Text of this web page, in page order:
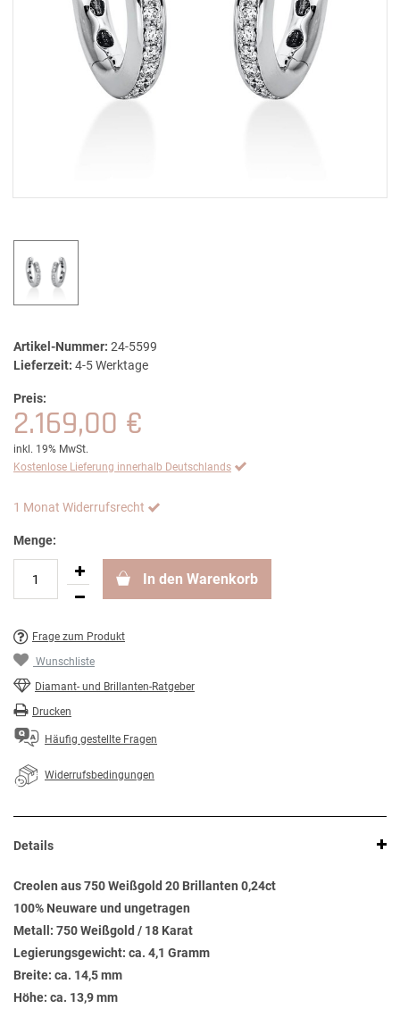
Artikel-Nummer: 24-5599
Lieferzeit: 4-5 Werktage
Preis:
2.169,00 €
inkl. 19% MwSt.
Kostenlose Lieferung innerhalb Deutschlands
1 Monat Widerrufsrecht
Menge:
In den Warenkorb
Frage zum Produkt
Wunschliste
Diamant- und Brillanten-Ratgeber
Drucken
Häufig gestellte Fragen
Widerrufsbedingungen
Details
Creolen aus 750 Weißgold 20 Brillanten 0,24ct
100% Neuware und ungetragen
Metall: 750 Weißgold / 18 Karat
Legierungsgewicht: ca. 4,1 Gramm
Breite: ca. 14,5 mm
Höhe: ca. 13,9 mm